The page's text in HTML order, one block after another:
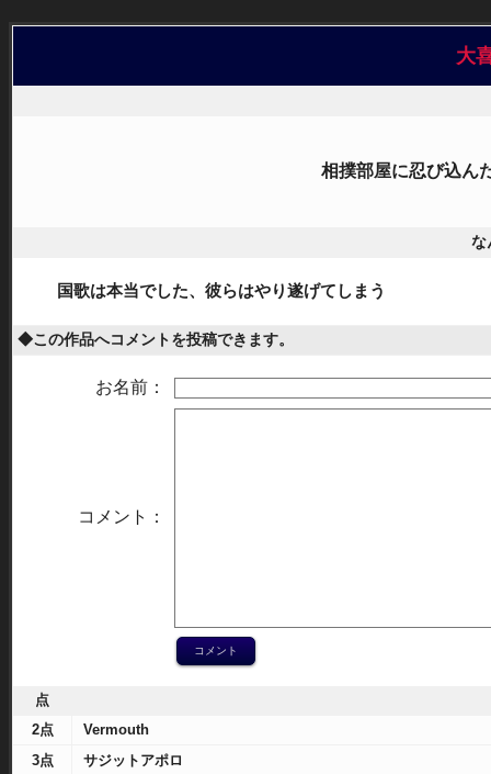
大
相撲部屋に忍び込ん
な
国歌は本当でした、彼らはやり遂げてしまう
◆この作品へコメントを投稿できます。
お名前：
コメント：
点
2点
Vermouth
3点
サジットアポロ